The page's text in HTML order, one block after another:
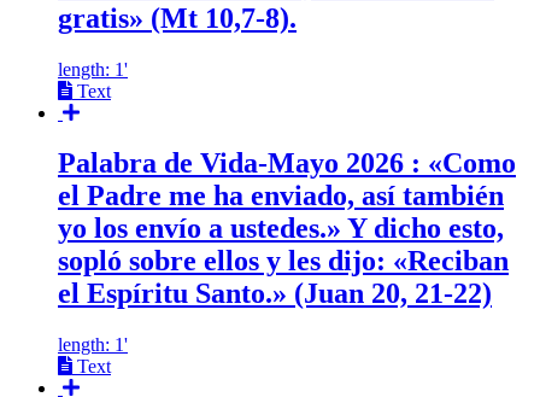
gratis» (Mt 10,7-8).
length: 1'
Text
Palabra de Vida-Mayo 2026 : «Como
el Padre me ha enviado, así también
yo los envío a ustedes.» Y dicho esto,
sopló sobre ellos y les dijo: «Reciban
el Espíritu Santo.» (Juan 20, 21-22)
length: 1'
Text